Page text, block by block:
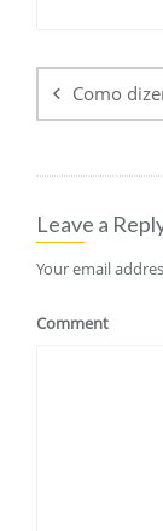
Como
Leave a
Your email
Comment